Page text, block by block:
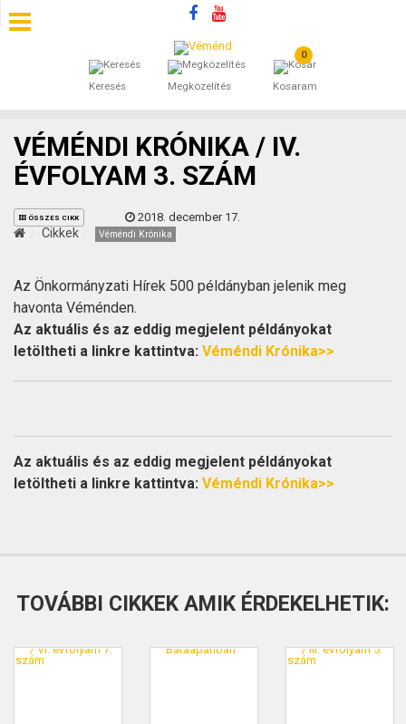
Keresés Megközelítés
0
Kosaram
SZÁLLÁSOK
ÁLTALÁNOS SZERZŐDÉSI FELTÉTELEK
KINCSES BARANYA VÉMÉND
VÉMÉNDI KRÓNIKA / IV.
ÉVFOLYAM 3. SZÁM
ÖSSZES CIKK 2018. december 17.
Cikkek Véméndi Krónika
Az Önkormányzati Hírek 500 példányban jelenik meg
havonta Véménden.
Az aktuális és az eddig megjelent példányokat
letöltheti a linkre kattintva: Véméndi Krónika>>
Az aktuális és az eddig megjelent példányokat
letöltheti a linkre kattintva: Véméndi Krónika>>
TOVÁBBI CIKKEK AMIK ÉRDEKELHETIK: